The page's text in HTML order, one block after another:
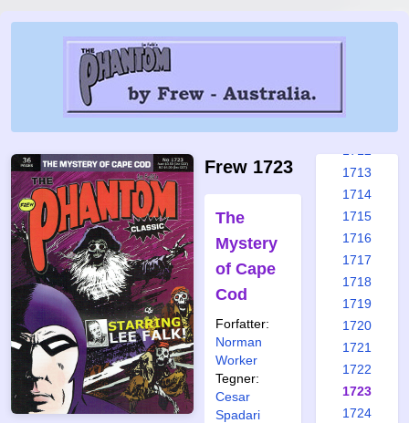
Frew 1723
The
Mystery
of Cape
Cod
Forfatter:
Norman
Worker
Tegner:
Cesar
Spadari
1706
1707
1713
1714
1715
1716
1717
1718
1719
1720
1721
1722
1723
1724